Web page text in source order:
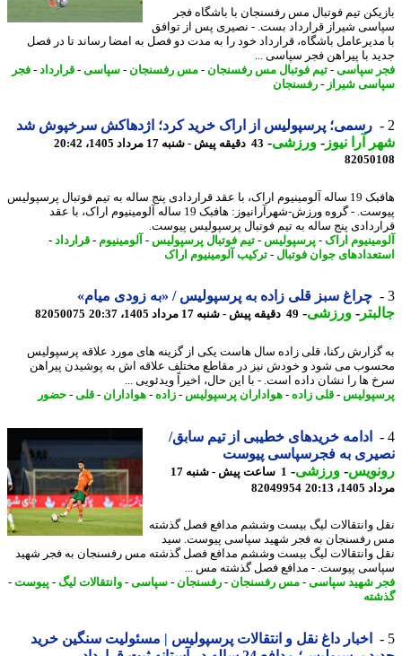
تیم فوتبال مس رفسنجان با باشگاه فجر
شیراز قرارداد بست. - نصیری پس از توافق
باشگاه، قرارداد خود را به مدت دو فصل به امضا رساند تا در فصل
با پیراهن فجر سپاسی ...
سپاسی-تیم فوتبال مس رفسنجان-مس رفسنجان-سپاسی-قرارداد -فجر
شیراز- رفسنجان
رسمی؛ پرسپولیس از اراک خرید کرد؛ اژدهاکش سرخپوش شد
آرا نیوز-ورزشی-43 دقیقه پیش - شنبه 17 مرداد 1405، 20:42
هافبک 19 ساله آلومینیوم اراک، با عقد قراردادی پنج ساله به تیم فوتبال پرسپولیس
پیوست. - گروه ورزش-شهرآرانیوز: هافبک 19 ساله آلومینیوم اراک، با عقد
پنج ساله به تیم فوتبال پرسپولیس پیوست.
اراک - پرسپولیس-تیم فوتبال پرسپولیس-آلومینیوم-قرارداد -
جوان فوتبال-ترکیب آلومینیوم اراک
چراغ سبز قلی زاده به پرسپولیس / «به زودی میام»
-ورزشی-49 دقیقه پیش - شنبه 17 مرداد 1405، 20:37 82050075
رکنا، قلی زاده سال هاست یکی از گزینه های مورد علاقه پرسپولیس
می شود و خودش نیز در مقاطع مختلف علاقه اش به پوشیدن پیراهن
ها را نشان داده است. - با این حال، اخیراً ویدئویی ...
-قلی زاده - هواداران پرسپولیس-زاده - هواداران - قلی -حضور
ادامه خریدهای خطیبی از تیم سابق/
به فجرسپاسی پیوست
-ورزشی-
1 ساعت پیش - شنبه 17
20:13
82049954
وانتقالات لیگ بیست وششم مدافع فصل گذشته
رفسنجان به فجر شهید سپاسی پیوست. سید
وانتقالات لیگ بیست وششم مدافع فصل گذشته مس رفسنجان به فجر شهید
پیوست. - مدافع فصل گذشته مس ...
شهید سپاسی-مس رفسنجان-رفسنجان-سپاسی-وانتقالات لیگ-پیوست-
اخبار داغ نقل و انتقالات پرسپولیس | مسئولیت سنگین خرید